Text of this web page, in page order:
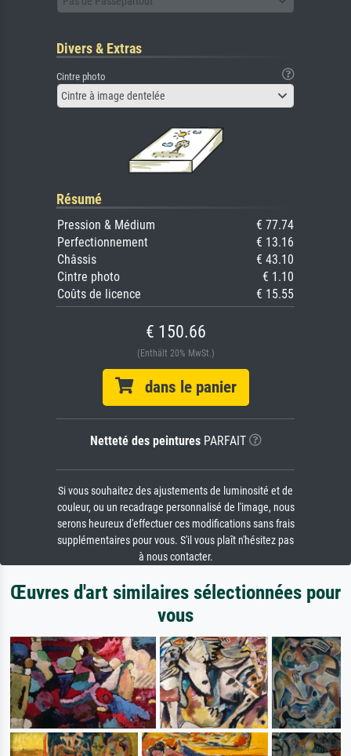
Divers & Extras
Cintre photo
Cintre à image dentelée
Résumé
Pression & Médium
€ 77.74
Perfectionnement
€ 13.16
Châssis
€ 43.10
Cintre photo
€ 1.10
Coûts de licence
€ 15.55
€ 150.66
(Enthält 20% MwSt.)
dans le panier
Netteté des peinturesPARFAIT
Si vous souhaitez des ajustements de luminosité et de
couleur, ou un recadrage personnalisé de l'image, nous
serons heureux d'effectuer ces modifications sans frais
supplémentaires pour vous. S'il vous plaît n'hésitez pas
à nous contacter.
Œuvres d'art similaires sélectionnées pour
vous